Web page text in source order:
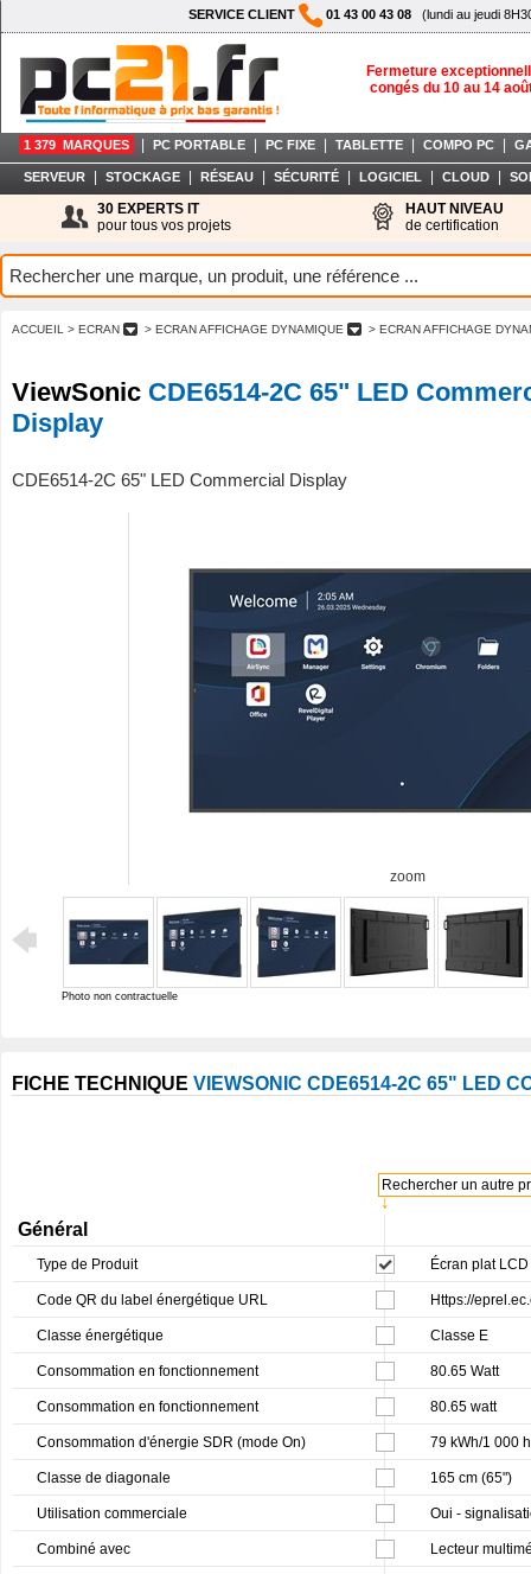
SERVICE CLIENT 01 43 00 43 08 (lundi au jeudi
Fermeture
congés du 10 au 14
1 379 MARQUES PC PORTABLE PC FIXE TABLETTE COMPO PC
SERVEUR STOCKAGE RÉSEAU SÉCURITÉ LOGICIEL CLOUD
30 EXPERTS IT
pour tous vos projets
HAUT NIVEAU
de certification
ACCUEIL > ECRAN > ECRAN AFFICHAGE DYNAMIQUE > ECRAN AFFICHAGE
ViewSonic CDE6514-2C 65" LED
Display
CDE6514-2C 65" LED Commercial Display
zoom
Photo non contractuelle
FICHE TECHNIQUE VIEWSONIC CDE6514-2C 65" LED
↓
Rechercher un autre
Général
Type de Produit Écran plat
Code QR du label énergétique URL Https://
Classe énergétique Classe E
Consommation en fonctionnement 80.65 Watt
Consommation en fonctionnement 80.65 watt
Consommation d'énergie SDR (mode On) 79 kWh/1 000 h
Classe de diagonale 165 cm (65")
Utilisation commerciale Oui -
Combiné avec Lecteur